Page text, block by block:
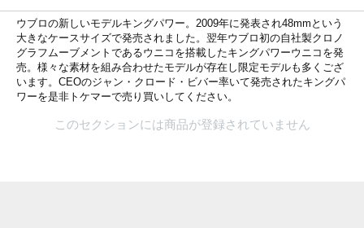
ウブロの新しいモデルキングパワー。2009年に発表され48mmという
大きなケースサイズで発売されました。翌年ウブロ初の自社製クロノ
グラフムーブメントであるウニコを搭載したキングパワーウニコを発
売。様々な素材を組み合わせたモデルが存在し限定モデルも多くござ
います。CEOのジャン・クロード・ビバー率いて発売されたキングパ
ワーを是非トケマーで売り買いしてください。
このセクションには商品が登録されていません